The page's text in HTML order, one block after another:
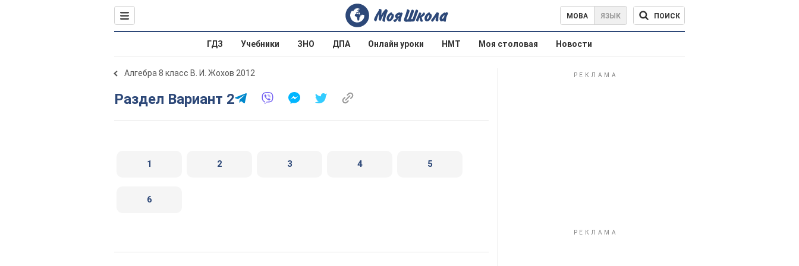
МОВА ЯЗЫК ПОИСК
ГДЗ Учебники ЗНО ДПА Онлайн уроки НМТ Моя столовая Новости
Алгебра 8 класс В. И. Жохов 2012
Раздел Вариант 2
1 2 3 4 5
6